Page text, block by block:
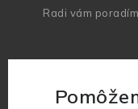
Radi vám